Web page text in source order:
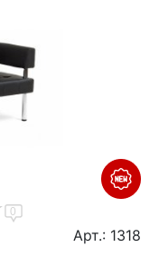
0
Арт.: 1318